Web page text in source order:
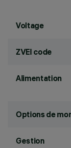
Voltage
ZVEI code
Alimentation
Options de
Gestion